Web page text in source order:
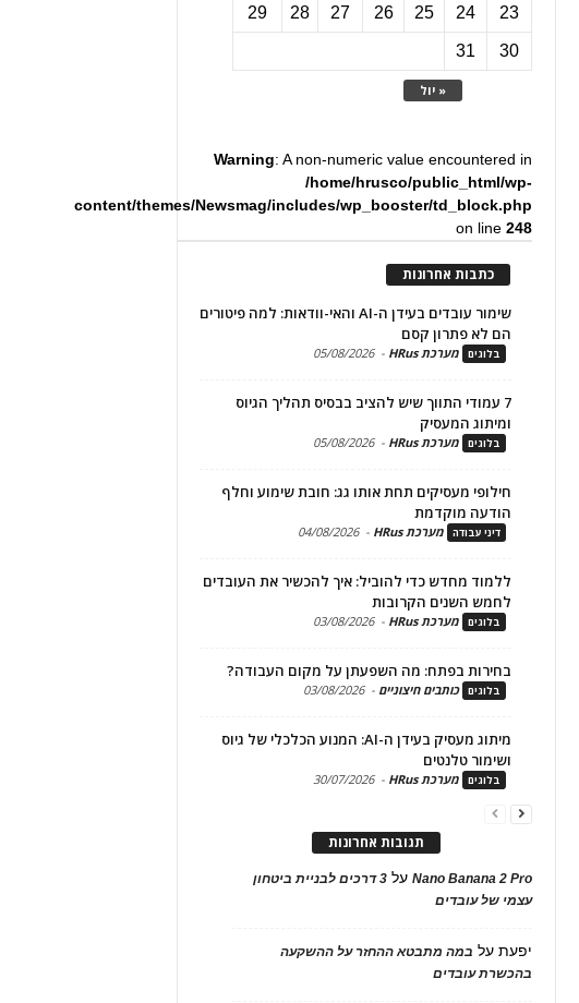
« יול
23
24
25
26
27
28
29
30
31
Warning: A non-numeric value encountered in
/home/hrusco/public_html/wp-
content/themes/Newsmag/includes/wp_booster/td_block.php
on line248
כתבות אחרונות
שימור עובדים בעידן ה-AI והאי-וודאות: למה פיטורים
הם לא פתרון קסם
בלוגים מערכת HRus -
05/08/2026
7 עמודי התווך שיש להציב בבסיס תהליך הגיוס
ומיתוג המעסיק
בלוגים מערכת HRus -
05/08/2026
חילופי מעסיקים תחת אותו גג: חובת שימוע וחלף
הודעה מוקדמת
דיני עבודה מערכת HRus -
04/08/2026
ללמוד מחדש כדי להוביל: איך להכשיר את העובדים
לחמש השנים הקרובות
בלוגים מערכת HRus -
03/08/2026
בחירות בפתח: מה השפעתן על מקום העבודה?
בלוגים כותבים חיצוניים -
03/08/2026
מיתוג מעסיק בעידן ה-AI: המנוע הכלכלי של גיוס
ושימור טלנטים
בלוגים מערכת HRus -
30/07/2026
תגובות אחרונות
Nano Banana 2 Proעל 3 דרכים לבניית ביטחון
עצמי של עובדים
יפעתעל במה מתבטא ההחזר על ההשקעה
בהכשרת עובדים